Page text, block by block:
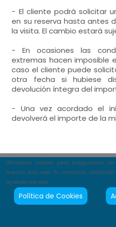
- El cliente podrá solicitar
en su reserva hasta antes
la visita. El cambio estará
- En ocasiones las
extremas hacen imposible
caso el cliente puede
otra fecha si hubiese
devolución íntegra del
- Una vez acordado el
devolverá el importe de la
Utilizamos cookies para asegurarnos
nuestro sitio web. Si continúas
acuerdo con ello.
Política de Cookies